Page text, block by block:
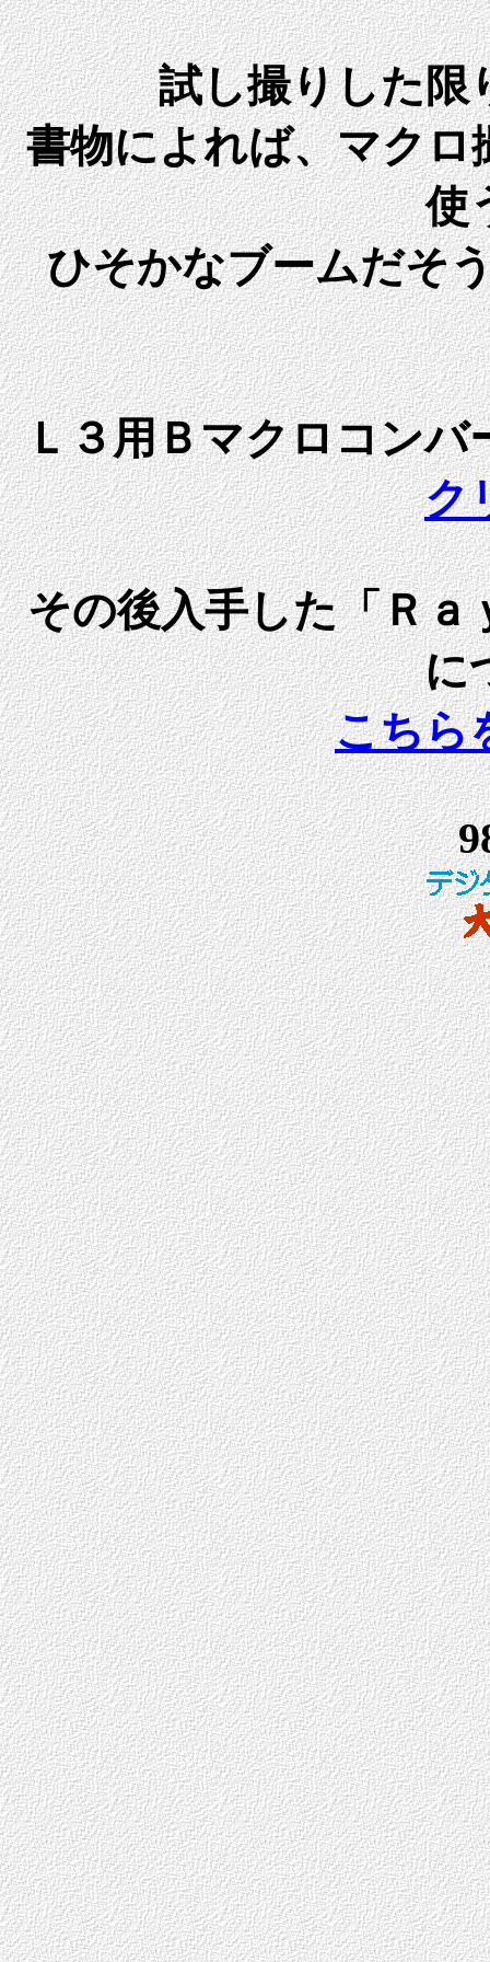
試し撮りした限
書物によれば、マクロ
使
ひそかなブームだそ
Ｌ３用Ｂマクロコンバ
ク
その後入手した「Ｒａ
に
こちら